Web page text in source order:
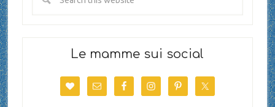
Le mamme sui social